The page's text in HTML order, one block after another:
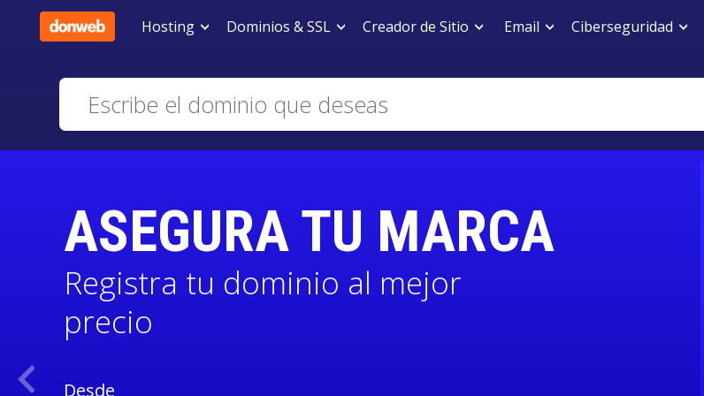
Hosting Dominios & SSL Creador de Sitio Email Ciberseguridad
ASEGURA TU MARCA
Registra tu dominio al mejor
precio
Desde